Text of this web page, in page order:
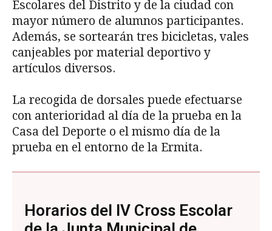
Escolares del Distrito y de la ciudad con
mayor número de alumnos participantes.
Además, se sortearán tres bicicletas, vales
canjeables por material deportivo y
artículos diversos.
La recogida de dorsales puede efectuarse
con anterioridad al día de la prueba en la
Casa del Deporte o el mismo día de la
prueba en el entorno de la Ermita.
Horarios del IV Cross Escolar